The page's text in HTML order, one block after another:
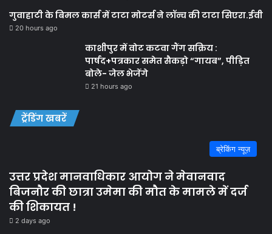
गुवाहाटी के बिमल कार्स में टाटा मोटर्स ने लॉन्च की टाटा सिएरा.ईवी
20 hours ago
काशीपुर में वोट कटवा गैंग सक्रिय :
पार्षद+पत्रकार समेत सैकड़ो “गायब”, पीड़ित
बोले- जेल भेजेंगे
21 hours ago
ट्रेंडिंग खबरें
ब्रेकिंग न्यूज़
उत्तर प्रदेश मानवाधिकार आयोग ने मेवानवाद
बिजनौर की छात्रा उमेमा की मौत के मामले में दर्ज
की शिकायत !
2 days ago